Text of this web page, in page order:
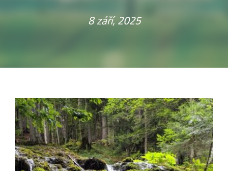
8 září, 2025